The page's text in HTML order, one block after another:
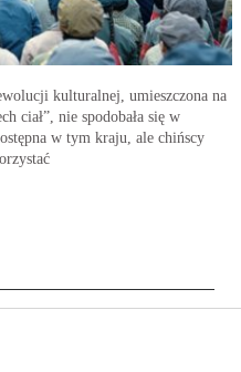
kulturalnej, umieszczona na
ciał”, nie spodobała się w
w tym kraju, ale chińscy